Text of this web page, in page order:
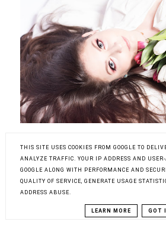
THIS SITE USES COOKIES FROM GOOGLE TO
ANALYZE TRAFFIC. YOUR IP ADDRESS AND
GOOGLE ALONG WITH PERFORMANCE AND
QUALITY OF SERVICE, GENERATE USAGE
ADDRESS ABUSE.
LEARN MORE GOT